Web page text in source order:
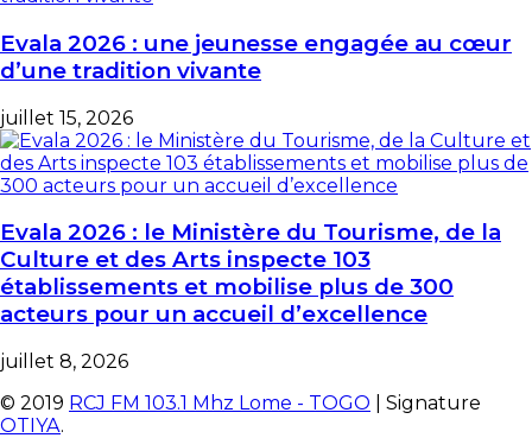
Evala 2026 : une jeunesse engagée au cœur
d’une tradition vivante
juillet 15, 2026
Evala 2026 : le Ministère du Tourisme, de la
Culture et des Arts inspecte 103
établissements et mobilise plus de 300
acteurs pour un accueil d’excellence
juillet 8, 2026
© 2019 RCJ FM 103.1 Mhz Lome - TOGO | Signature
OTIYA.